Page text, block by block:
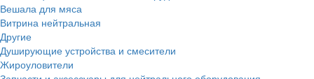
Вешала для мяса
Витрина нейтральная
Другие
Душирующие устройства и смесители
Жироуловители